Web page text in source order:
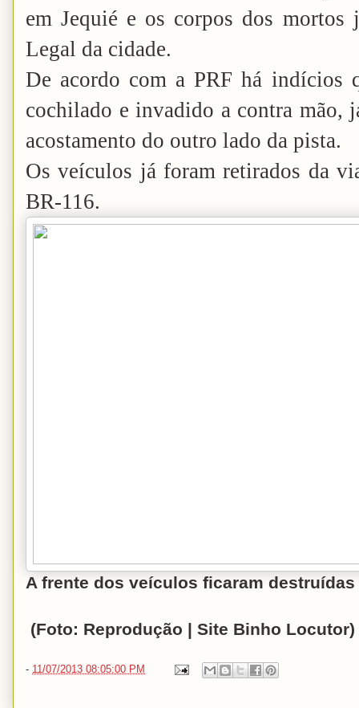
em Jequié e os corpos dos
Legal da cidade.
De acordo com a PRF há indícios
cochilado e invadido a contra mão,
acostamento do outro lado da pista.
Os veículos já foram retirados da
BR-116.
A frente dos veículos ficaram
(Foto: Reprodução | Site Binho Locutor)
- 11/07/2013 08:05:00 PM